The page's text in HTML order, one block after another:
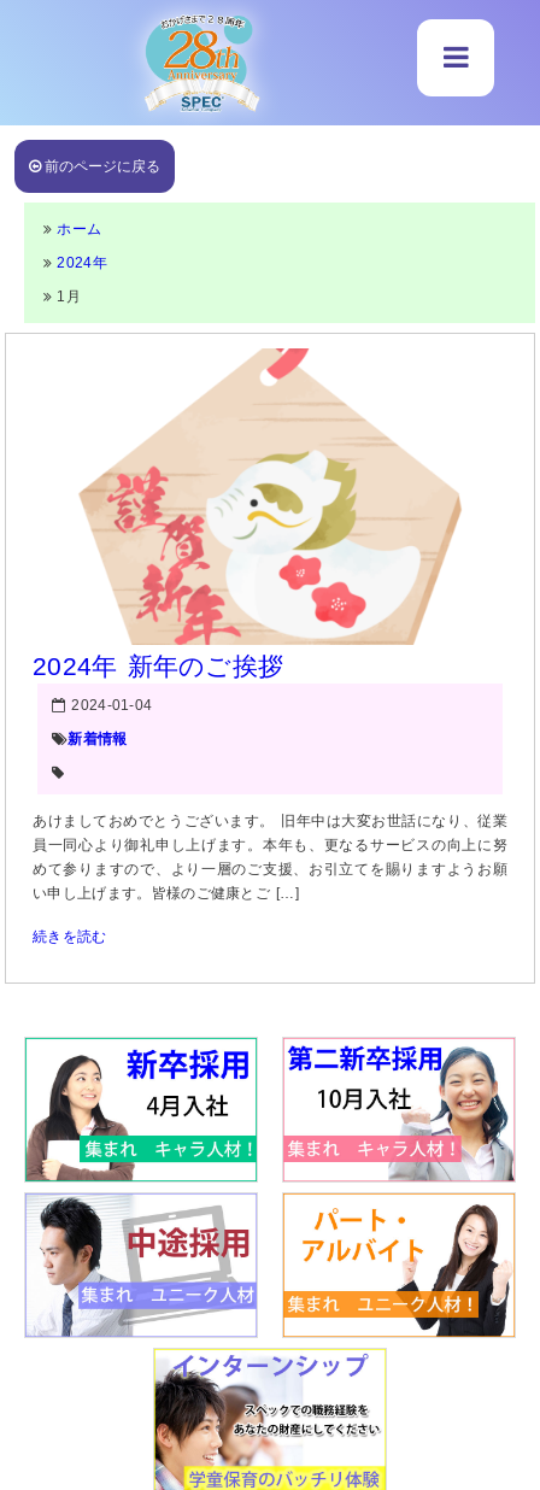
前のページに戻る
ホーム
2024年
1月
2024年 新年のご挨拶
2024-01-04
新着情報
あけましておめでとうございます。 旧年中は大変お世話になり、従業
員一同心より御礼申し上げます。本年も、更なるサービスの向上に努
めて参りますので、より一層のご支援、お引立てを賜りますようお願
い申し上げます。皆様のご健康とご […]
続きを読む